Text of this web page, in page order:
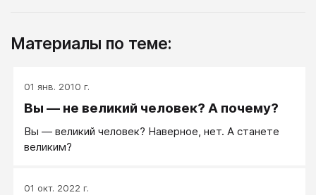
Материалы по теме:
01 янв. 2010 г.
Вы — не великий человек? А почему?
Вы — великий человек? Наверное, нет. А станете
великим?
01 окт. 2022 г.